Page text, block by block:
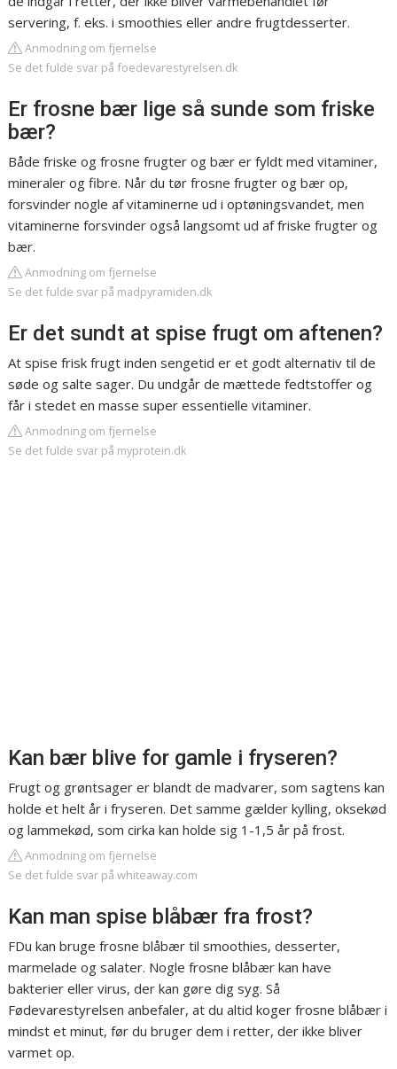
servering, f. eks. i smoothies eller andre frugtdesserter.
Anmodning om fjernelse
Se det fulde svar på foedevarestyrelsen.dk
Er frosne bær lige så sunde som friske
bær?
Både friske og frosne frugter og bær er fyldt med vitaminer,
mineraler og fibre. Når du tør frosne frugter og bær op,
forsvinder nogle af vitaminerne ud i optøningsvandet, men
vitaminerne forsvinder også langsomt ud af friske frugter og
bær.
Anmodning om fjernelse
Se det fulde svar på madpyramiden.dk
Er det sundt at spise frugt om aftenen?
At spise frisk frugt inden sengetid er et godt alternativ til de
søde og salte sager. Du undgår de mættede fedtstoffer og
får i stedet en masse super essentielle vitaminer.
Anmodning om fjernelse
Se det fulde svar på myprotein.dk
Kan bær blive for gamle i fryseren?
Frugt og grøntsager er blandt de madvarer, som sagtens kan
holde et helt år i fryseren. Det samme gælder kylling, oksekød
og lammekød, som cirka kan holde sig 1-1,5 år på frost.
Anmodning om fjernelse
Se det fulde svar på whiteaway.com
Kan man spise blåbær fra frost?
FDu kan bruge frosne blåbær til smoothies, desserter,
marmelade og salater. Nogle frosne blåbær kan have
bakterier eller virus, der kan gøre dig syg. Så
Fødevarestyrelsen anbefaler, at du altid koger frosne blåbær i
mindst et minut, før du bruger dem i retter, der ikke bliver
varmet op.